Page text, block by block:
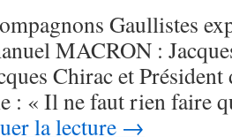
Gaullistes
MACRON :
Chirac et
: « Il ne faut rien faire
la lecture →